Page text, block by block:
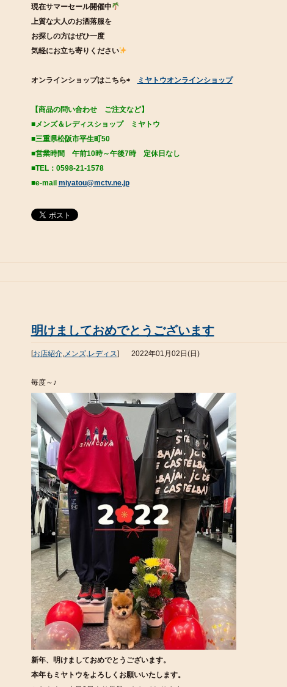
現在サマーセール開催中
上質な大人のお洒落服を
お探しの方はぜひ一度
気軽にお立ち寄りください
オンラインショップはこちら⇨ ミヤトウオンラインショップ
【商品の問い合わせ ご注文など】
■メンズ＆レディスショップ ミヤトウ
■三重県松阪市平生町50
■営業時間 午前10時～午後7時 定休日なし
■TEL：0598-21-1578
■e-mail miyatou@mctv.ne.jp
明けましておめでとうございます
[お店紹介,メンズ,レディス] 2022年01月02日(日)
毎度～♪
新年、明けましておめでとうございます。
本年もミヤトウをよろしくお願いいたします。